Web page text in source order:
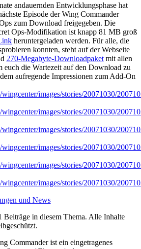
andauernden Entwicklungsphase hat
Episode der Wing Commander
zum Download freigegeben. Die
Ops-Modifikation ist knapp 81 MB groß
heruntergeladen werden. Für alle, die
konnten, steht auf der Webseite
270-Megabyte-Downloadpaket mit allen
euch die Wartezeit auf den Download zu
aufregende Impressionen zum Add-On
images/stories/20071030/
images/stories/20071030/
images/stories/20071030/
images/stories/20071030/
images/stories/20071030/
images/stories/20071030/
und News
Beiträge in diesem Thema. Alle Inhalte
Commander ist ein eingetragenes